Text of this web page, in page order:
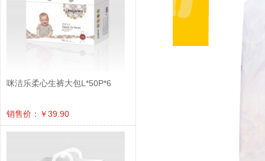
咪洁乐柔心生裤大包L*50P*6
销售价：￥39.90